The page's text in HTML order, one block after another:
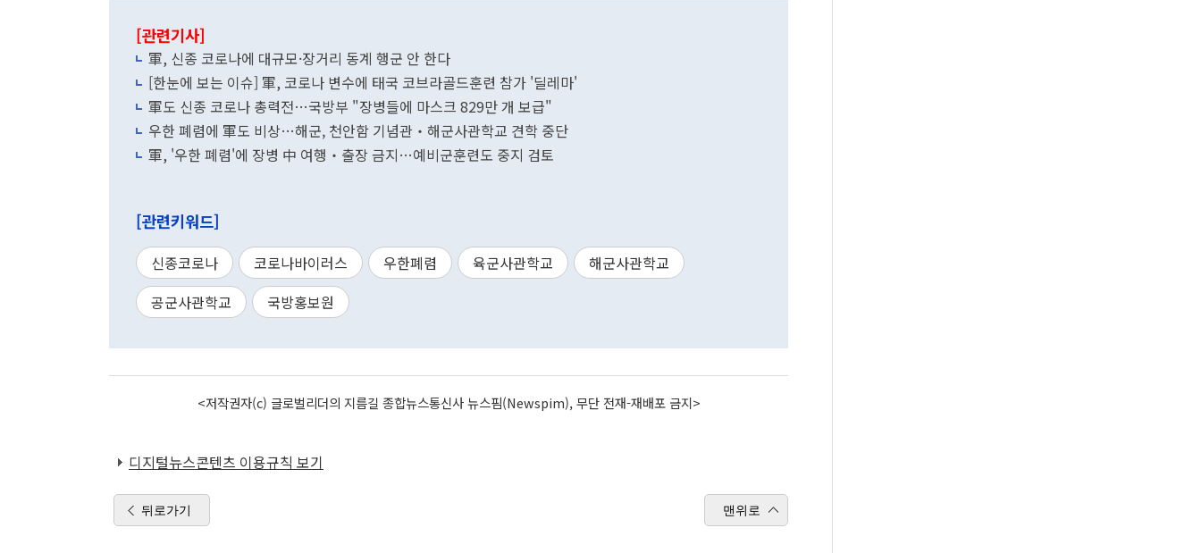
[관련기사]
軍, 신종 코로나에 대규모·장거리 동계 행군 안 한다
[한눈에 보는 이슈] 軍, 코로나 변수에 태국 코브라골드훈련 참가 '딜레마'
軍도 신종 코로나 총력전…국방부 "장병들에 마스크 829만 개 보급"
우한 폐렴에 軍도 비상…해군, 천안함 기념관‧해군사관학교 견학 중단
軍, '우한 폐렴'에 장병 中 여행‧출장 금지…예비군훈련도 중지 검토
[관련키워드]
신종코로나 코로나바이러스 우한폐렴 육군사관학교
해군사관학교
공군사관학교
국방홍보원
<저작권자(c) 글로벌리더의 지름길 종합뉴스통신사 뉴스핌(Newspim), 무단 전재-재배포 금지>
디지털뉴스콘텐츠 이용규칙 보기
뒤로가기 맨위로